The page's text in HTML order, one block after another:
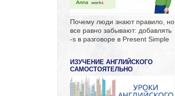
Почему люди знают правило, но
все равно забывают: добавлять
-s в разговоре в Present Simple
ИЗУЧЕНИЕ АНГЛИЙСКОГО
САМОСТОЯТЕЛЬНО